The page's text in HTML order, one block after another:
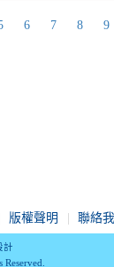
6 7 8 9
版權聲明 聯絡
計